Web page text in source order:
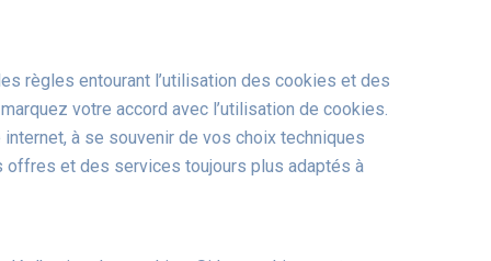
règles entourant l’utilisation des cookies et des
votre accord avec l’utilisation de cookies.
à se souvenir de vos choix techniques
offres et des services toujours plus adaptés à